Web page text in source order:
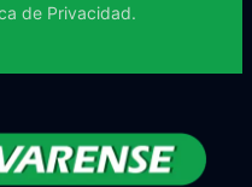
de Privacidad.